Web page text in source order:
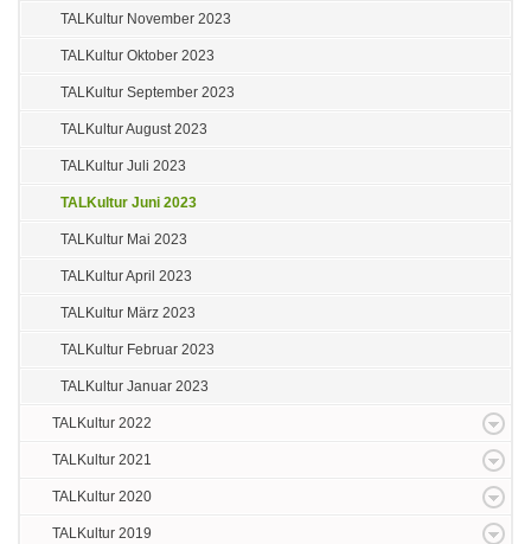
TALKultur November 2023
TALKultur Oktober 2023
TALKultur September 2023
TALKultur August 2023
TALKultur Juli 2023
TALKultur Juni 2023
TALKultur Mai 2023
TALKultur April 2023
TALKultur März 2023
TALKultur Februar 2023
TALKultur Januar 2023
TALKultur 2022
TALKultur 2021
TALKultur 2020
TALKultur 2019